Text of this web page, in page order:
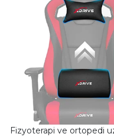
Fizyoterapi ve ortopedi